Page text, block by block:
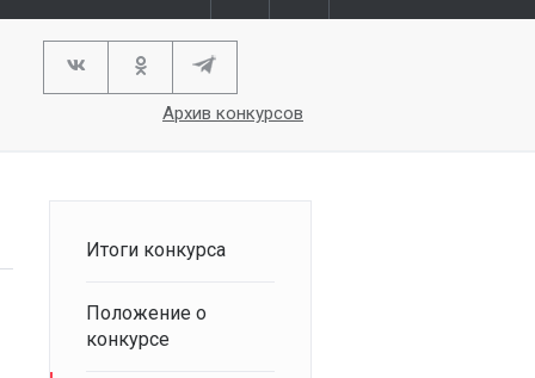
Архив конкурсов
Итоги конкурса
Положение о
конкурсе